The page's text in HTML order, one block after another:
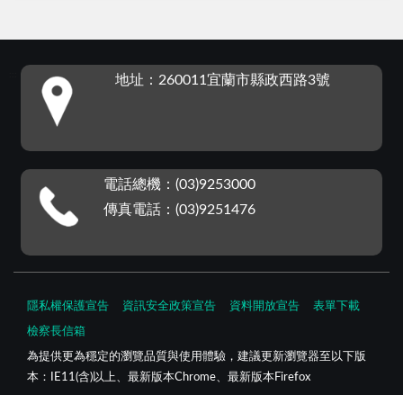
地址：260011宜蘭市縣政西路3號
電話總機：(03)9253000
傳真電話：(03)9251476
隱私權保護宣告 資訊安全政策宣告 資料開放宣告 表單下載
檢察長信箱
為提供更為穩定的瀏覽品質與使用體驗，建議更新瀏覽器至以下版
本：IE11(含)以上、最新版本Chrome、最新版本Firefox